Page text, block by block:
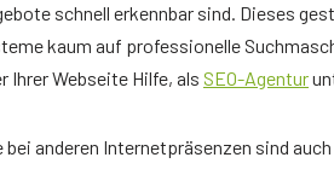
Nützliche Tools
schnell erkennbar sind. Dieses
kaum auf professionelle
Ihrer Webseite Hilfe, als SEO-Agentur
bei anderen Internetpräsenzen sind